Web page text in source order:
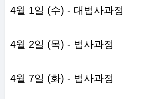
4월 1일 (수) - 대법사과정
4월 2일 (목) - 법사과정
4월 7일 (화) - 법사과정